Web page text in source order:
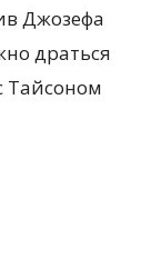
Джозефа
драться
Тайсоном